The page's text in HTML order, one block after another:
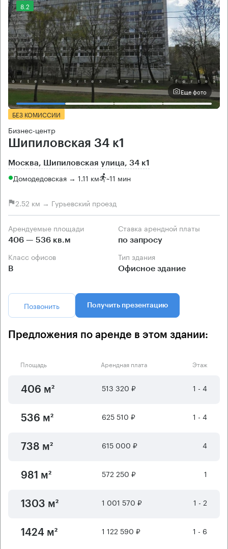
8.2
Еще фото
БЕЗ КОМИССИИ
Бизнес-центр
Шипиловская 34 к1
Москва, Шипиловская улица, 34 к1
Домодедовская → 1.11 км ~11 мин
2.52 км → Гурьевский проезд
Арендуемые площади
406 — 536 кв.м
Ставка арендной платы
по запросу
Класс офисов
B
Тип здания
Офисное здание
Позвонить Получить презентацию
Предложения по аренде в этом здании:
Площадь Арендная плата Этаж
406 м² 513 320 ₽ 1 - 4
536 м² 625 510 ₽ 1 - 4
738 м² 615 000 ₽ 4
981 м² 572 250 ₽ 1
1303 м² 1 001 570 ₽ 1 - 2
1424 м² 1 122 590 ₽ 1 - 6